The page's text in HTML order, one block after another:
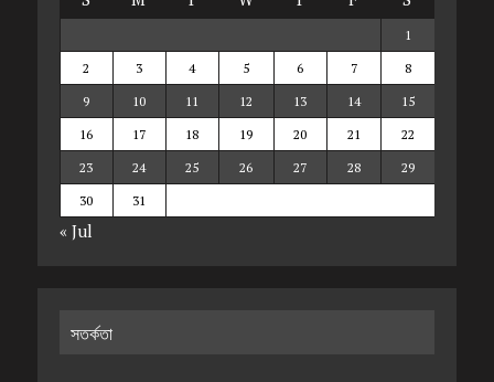
1
2
3 4 5 6 7
8
9
10 11 12 13 14
15
16
17 18 19 20 21
22
23
24 25 26 27 28
29
30
31
« Jul
সতর্কতা